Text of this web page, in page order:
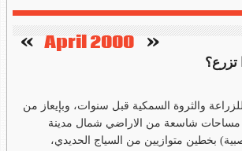
«
April 2000
»
تزرع؟
والثروة السمكية قبل سنوات، وبإيعاز من
مساحات شاسعة من الاراضي شمال مدينة
بخطين متوازيين من السياج الحديدي،